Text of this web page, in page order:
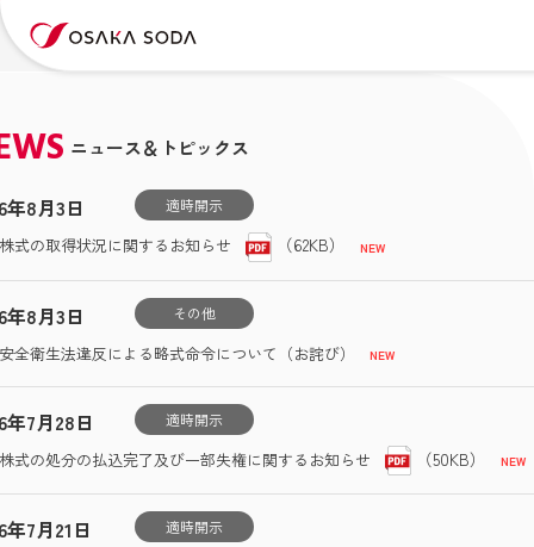
ニュース＆トピックス
年8月3日 適時開示
式の取得状況に関するお知らせ （62KB）
年8月3日 その他
全衛生法違反による略式命令について（お詫び）
年7月28日 適時開示
式の処分の払込完了及び一部失権に関するお知らせ （50KB）
年7月21日 適時開示